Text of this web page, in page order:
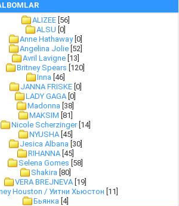
ALIZEE [56]
ALSU [0]
Anne Hathaway [0]
Angelina Jolie [52]
Avril Lavigne [13]
Britney Spears [120]
Inna [46]
JANNA FRISKE [0]
LADY GAGA [0]
Madonna [38]
MAKSIM [81]
Nicole Scherzinger [14]
NYUSHA [45]
Jesica Albana [30]
RIHANNA [45]
Selena Gomes [58]
Shakira [80]
VERA BREJNEVA [19]
Houston / Уитни Хьюстон [11]
Бьянка [4]